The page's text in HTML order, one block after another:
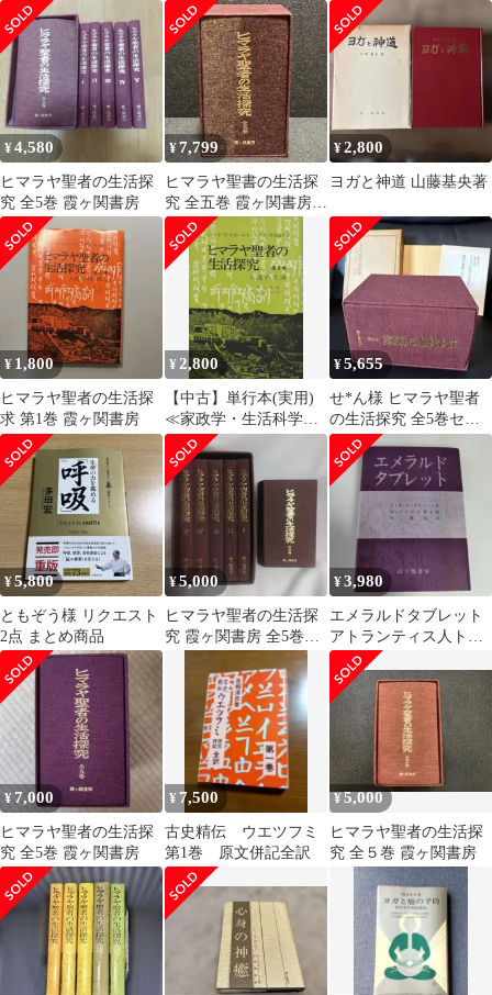
ード・T・スポールデ
ィング著●良好
房
¥4,580
ヒマラヤ聖者の生活探
究 全5巻 霞ヶ関書房
¥7,799
ヒマラヤ聖書の生活探
究 全五巻 霞ヶ関書房
全巻
¥2,800
ヨガと神道 山藤基央著
¥ 1,800
ヒマラヤ聖者の生活探
求 第1巻 霞ヶ関書房
¥2,800
【中古】単行本(実用)
≪家政学・生活科学≫
ヒマラヤ聖者の生活探
求 全5巻セット
¥5,655
せ*ん様 ヒマラヤ聖者
の生活探究 全5巻セッ
ト 函入り
¥5,800
ともぞう様 リクエスト
2点 まとめ商品
¥5,000
ヒマラヤ聖者の生活探
究 霞ヶ関書房 全5巻セ
¥3,980
エメラルドタブレット
アトランティス人トー
ト著 霞ヶ関書房
¥ 7,000
ヒマラヤ聖者の生活探
究 全5巻 霞ヶ関書房
¥ 7,500
古史精伝 ウエツフミ
第1巻 原文併記全訳
¥5,000
ヒマラヤ聖者の生活探
究 全５巻 霞ヶ関書房